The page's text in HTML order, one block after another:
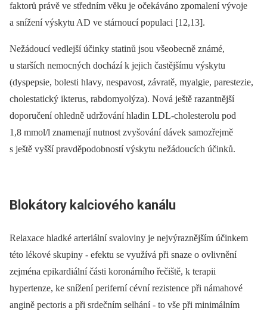
faktorů právě ve středním věku je očekáváno zpomalení vývoje
a snížení výskytu AD ve stárnoucí populaci [12,13].
Nežádoucí vedlejší účinky statinů jsou všeobecně známé,
u starších nemocných dochází k jejich častějšímu výskytu
(dyspepsie, bolesti hlavy, nespavost, závratě, myalgie, parestezie,
cholestatický ikterus, rabdomyolýza). Nová ještě razantnější
doporučení ohledně udržování hladin LDL-cholesterolu pod
1,8 mmol/l znamenají nutnost zvyšování dávek samozřejmě
s ještě vyšší pravděpodobností výskytu nežádoucích účinků.
Blokátory kalciového kanálu
Relaxace hladké arteriální svaloviny je nejvýraznějším účinkem
této lékové skupiny -⁠ efektu se využívá při snaze o ovlivnění
zejména epikardiální části koronárního řečiště, k terapii
hypertenze, ke snížení periferní cévní rezistence při námahové
angině pectoris a při srdečním selhání -⁠ to vše při minimálním